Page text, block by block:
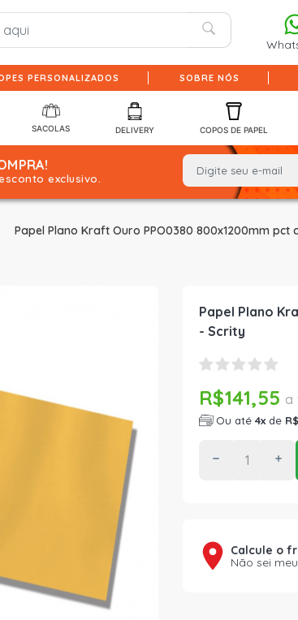
PERSONALIZADOS SOBRE NÓS
SACOLAS DELIVERY COPOS DE PAPEL
exclusivo.
Papel Plano Kraft Ouro PPO0380 800x1200mm pct
Papel Plano
- Scrity
R$141,55 a
Ou até 4x de
Calcule o
Não sei